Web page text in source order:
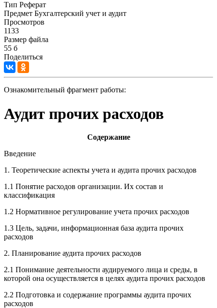
Тип Реферат
Предмет Бухгалтерский учет и аудит
Просмотров
1133
Размер файла
55 б
Поделиться
Ознакомительный фрагмент работы:
Аудит прочих расходов
Содержание
Введение
1. Теоретические аспекты учета и аудита прочих расходов
1.1 Понятие расходов организации. Их состав и
классификация
1.2 Нормативное регулирование учета прочих расходов
1.3 Цель, задачи, информационная база аудита прочих
расходов
2. Планирование аудита прочих расходов
2.1 Понимание деятельности аудируемого лица и среды, в
которой она осуществляется в целях аудита прочих расходов
2.2 Подготовка и содержание программы аудита прочих
расходов